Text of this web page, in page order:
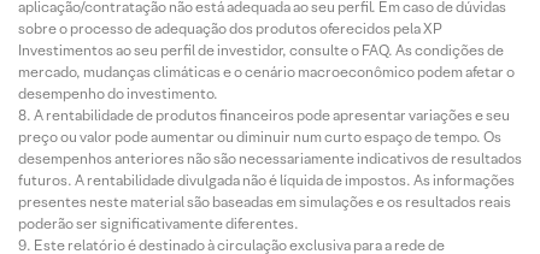
aplicação/contratação não está adequada ao seu perfil. Em caso de dúvidas
sobre o processo de adequação dos produtos oferecidos pela XP
Investimentos ao seu perfil de investidor, consulte o FAQ. As condições de
mercado, mudanças climáticas e o cenário macroeconômico podem afetar o
desempenho do investimento.
A rentabilidade de produtos financeiros pode apresentar variações e seu
preço ou valor pode aumentar ou diminuir num curto espaço de tempo. Os
desempenhos anteriores não são necessariamente indicativos de resultados
futuros. A rentabilidade divulgada não é líquida de impostos. As informações
presentes neste material são baseadas em simulações e os resultados reais
poderão ser significativamente diferentes.
Este relatório é destinado à circulação exclusiva para a rede de